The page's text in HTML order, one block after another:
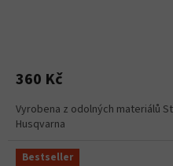
360 Kč
Vyrobena z odolných materiálů
Husqvarna
Bestseller